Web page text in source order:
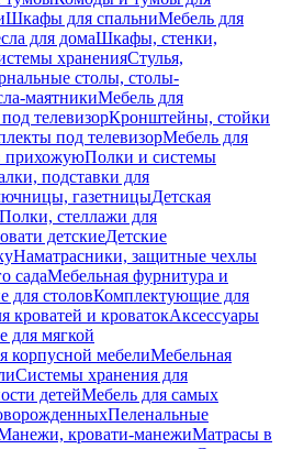
Шкафы для спальниМебель для
для домаШкафы, стенки,
храненияСтулья,
столы, столы-
маятникиМебель для
телевизорКронштейны, стойки
под телевизорМебель для
прихожуюПолки и системы
подставки для
газетницыДетская
Полки, стеллажи для
детскиеДетские
Наматрасники, защитные чехлы
садаМебельная фурнитура и
для столовКомплектующие для
кроватей и кроватокАксессуары
для мягкой
корпусной мебелиМебельная
Системы хранения для
детейМебель для самых
Пеленальные
кровати-манежиМатрасы в